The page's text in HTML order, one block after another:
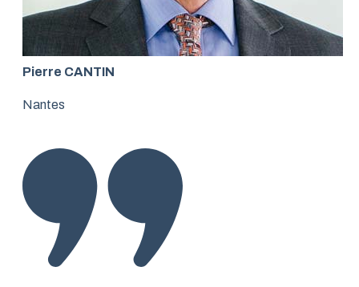
Pierre CANTIN
Nantes